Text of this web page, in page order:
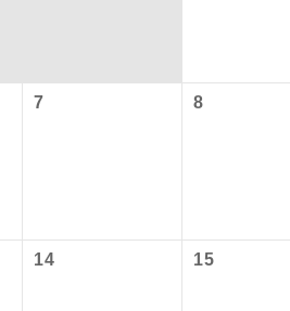
7 8
14 15
アイコン
現地添乗員同行